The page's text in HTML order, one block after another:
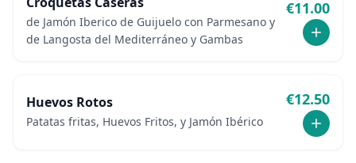
de Jamón Iberico de Guijuelo con Parmesano y
de Langosta del Mediterráneo y Gambas
€11.00
Huevos Rotos
Patatas fritas, Huevos Fritos, y Jamón Ibérico
€12.50